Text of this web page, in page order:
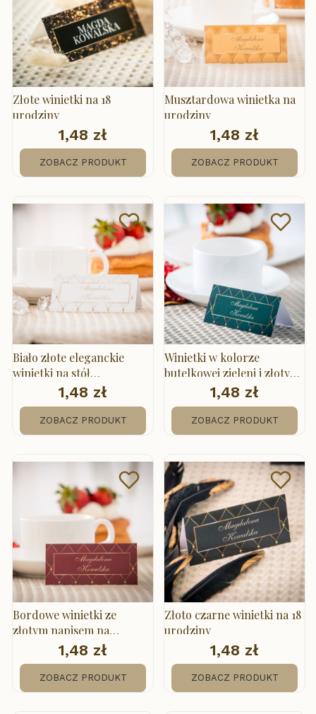
Złote winietki na 18
urodziny
Cena
1,48 zł
ZOBACZ PRODUKT
Musztardowa winietka na
urodziny
Cena
1,48 zł
ZOBACZ PRODUKT
Biało złote eleganckie
winietki na stół
urodzinowy
Cena
1,48 zł
ZOBACZ PRODUKT
Winietki w kolorze
butelkowej zieleni i złotymi
elementamiCena
1,48 zł
ZOBACZ PRODUKT
Bordowe winietki ze
złotym napisem na
urodzinyCena
1,48 zł
ZOBACZ PRODUKT
Złoto czarne winietki na 18
urodziny
Cena
1,48 zł
ZOBACZ PRODUKT